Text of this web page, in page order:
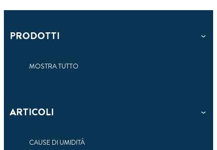
PRODOTTI
MOSTRA TUTTO
ARTICOLI
CAUSE DI UMIDITÀ